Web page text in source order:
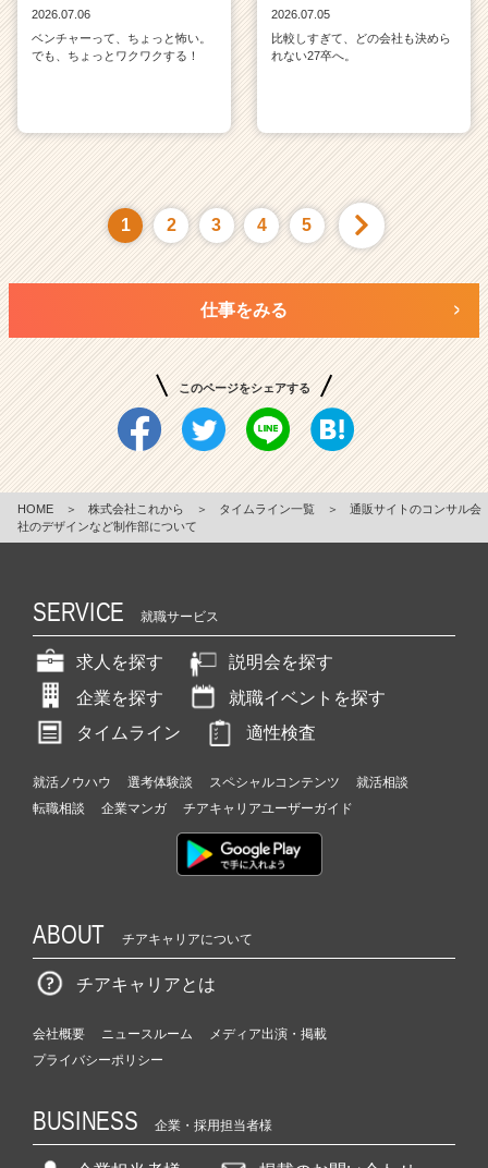
2026.07.06
ベンチャーって、ちょっと怖い。
でも、ちょっとワクワクする！
2026.07.05
比較しすぎて、どの会社も決めら
れない27卒へ。
1 2 3 4 5
仕事をみる
このページをシェアする
HOME ＞ 株式会社これから ＞ タイムライン一覧 ＞
通販サイトのコンサル会
社のデザインなど制作部について
SERVICE 就職サービス
求人を探す
説明会を探す
企業を探す
就職イベントを探す
タイムライン
適性検査
就活ノウハウ 選考体験談 スペシャルコンテンツ
就活相談
転職相談
企業マンガ チアキャリアユーザーガイド
ABOUT チアキャリアについて
チアキャリアとは
会社概要 ニュースルーム
メディア出演・掲載
プライバシーポリシー
BUSINESS 企業・採用担当者様